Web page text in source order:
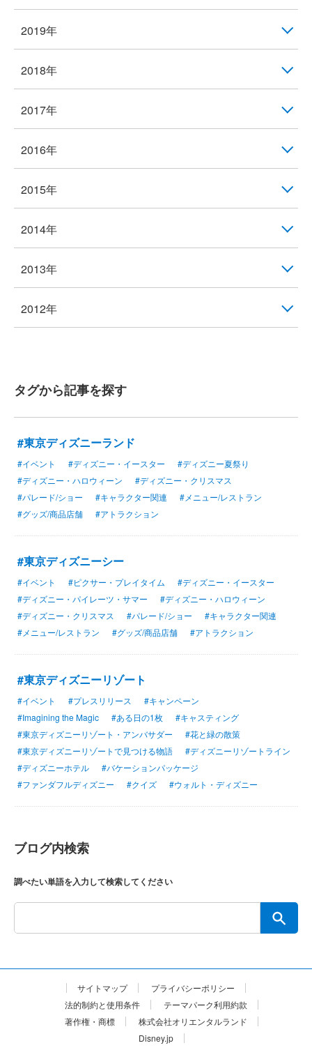
2019年
2018年
2017年
2016年
2015年
2014年
2013年
2012年
タグから記事を探す
#東京ディズニーランド
#イベント #ディズニー・イースター
#ディズニー夏祭り
#ディズニー・ハロウィーン
#ディズニー・クリスマス
#パレード/ショー
#キャラクター関連
#メニュー/レストラン
#グッズ/商品店舗
#アトラクション
#東京ディズニーシー
#イベント #ピクサー・プレイタイム
#ディズニー・イースター
#ディズニー・パイレーツ・サマー
#ディズニー・ハロウィーン
#ディズニー・クリスマス
#パレード/ショー
#キャラクター関連
#メニュー/レストラン
#グッズ/商品店舗 #アトラクション
#東京ディズニーリゾート
#イベント #プレスリリース
#キャンペーン
#Imagining the Magic
#ある日の1枚
#キャスティング
#東京ディズニーリゾート・アンバサダー
#花と緑の散策
#東京ディズニーリゾートで見つける物語
#ディズニーリゾートライン
#ディズニーホテル
#バケーションパッケージ
#ファンダフルディズニー
#クイズ #ウォルト・ディズニー
ブログ内検索
調べたい単語を入力して検索してください
サイトマップ
プライバシーポリシー
法的制約と使用条件
テーマパーク利用約款
著作権・商標
株式会社オリエンタルランド
Disney.jp